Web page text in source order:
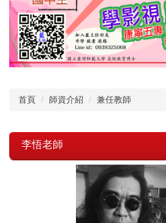
首頁 師資介紹 兼任教師
李悟老師